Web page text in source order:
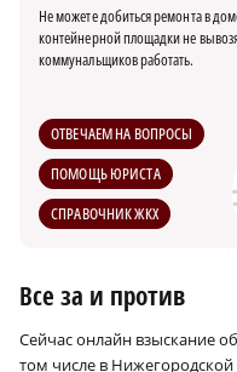
Не можете добиться ремонта в
контейнерной площадки не
коммунальщиков работать.
ОТВЕЧАЕМ НА ВОПРОСЫ
ПОМОЩЬ ЮРИСТА
СПРАВОЧНИК ЖКХ
Все за и против
Сейчас онлайн взыскание
том числе в Нижегородской